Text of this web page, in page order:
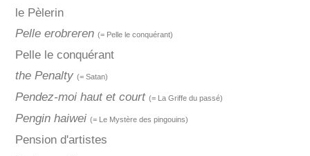
le Pèlerin
Pelle erobreren (= Pelle le conquérant)
Pelle le conquérant
the Penalty (= Satan)
Pendez-moi haut et court (= La Griffe du passé)
Pengin haiwei (= Le Mystère des pingouins)
Pension d'artistes